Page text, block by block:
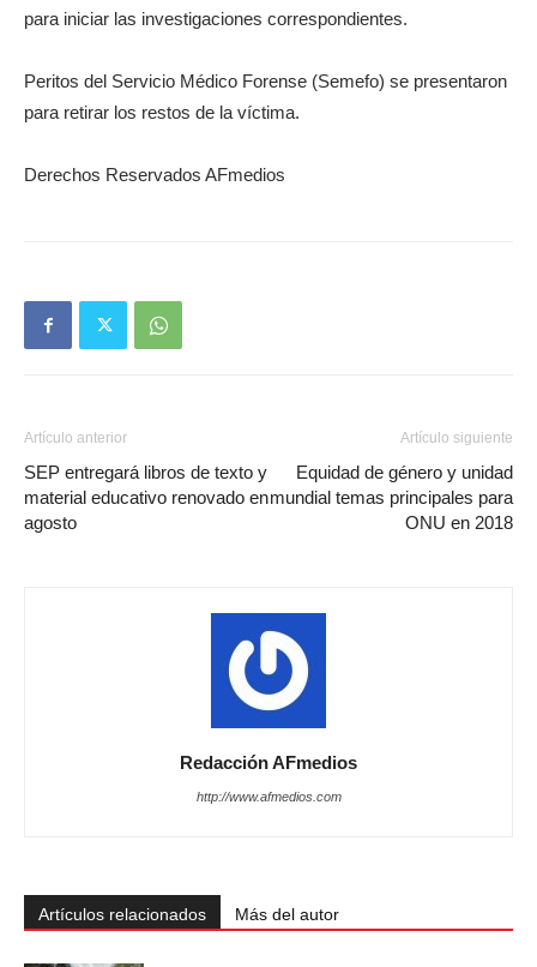
para iniciar las investigaciones correspondientes.
Peritos del Servicio Médico Forense (Semefo) se presentaron
para retirar los restos de la víctima.
Derechos Reservados AFmedios
Artículo anterior
SEP entregará libros de texto y
material educativo renovado en
agosto
Artículo siguiente
Equidad de género y unidad
mundial temas principales para
ONU en 2018
Redacción AFmedios
http://www.afmedios.com
Artículos relacionados Más del autor